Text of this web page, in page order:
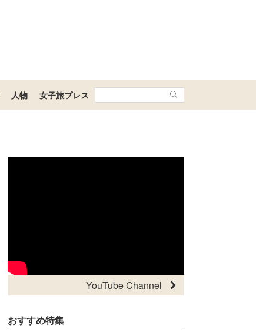
人物 女子旅プレス
YouTube Channel
おすすめ特集